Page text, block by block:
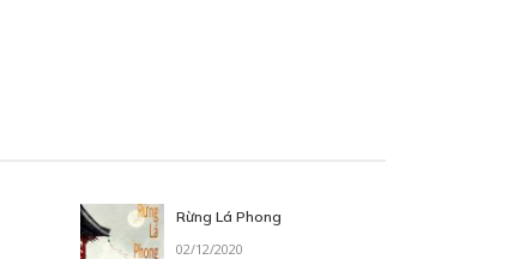
Rừng Lá Phong
02/12/2020